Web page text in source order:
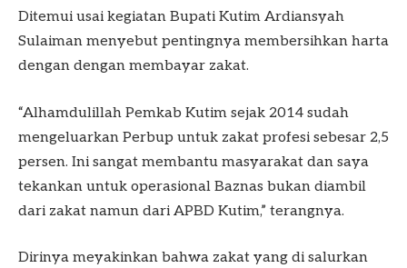
Ditemui usai kegiatan Bupati Kutim Ardiansyah
Sulaiman menyebut pentingnya membersihkan harta
dengan dengan membayar zakat.
“Alhamdulillah Pemkab Kutim sejak 2014 sudah
mengeluarkan Perbup untuk zakat profesi sebesar 2,5
persen. Ini sangat membantu masyarakat dan saya
tekankan untuk operasional Baznas bukan diambil
dari zakat namun dari APBD Kutim,” terangnya.
Dirinya meyakinkan bahwa zakat yang di salurkan